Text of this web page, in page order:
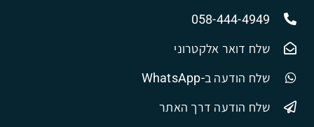
058-444-4949
שלח דואר אלקטרוני
שלח הודעה ב-WhatsApp
שלח הודעה דרך האתר